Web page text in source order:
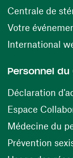
Centrale de
Votre
International
Personnel du
Déclaration
Espace
Médecine du
Prévention